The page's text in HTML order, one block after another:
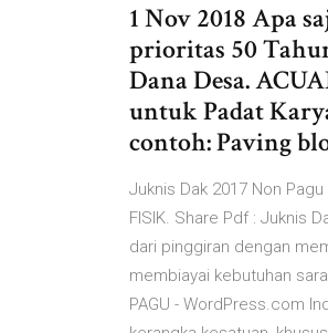
1 Nov 2018 Apa
prioritas 50
Dana Desa.
untuk Padat
contoh: Paving
Juknis Dak 2017 Non Pagu
FISIK. Share Pdf : Juknis
dari pinggiran dengan
membiayai kebutuhan
PAGU - WordPress.com